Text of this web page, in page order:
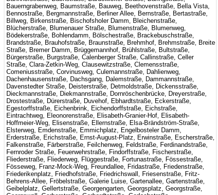
Bauerngrabenweg, Baumstraße, Bauweg, Beethovenstraße, Bella Vista,
Bennostraße, Bergmannstraße, Berliner Allee, Bernstraße, Bertastraße,
Billweg, Birkenstraße, Bischofsholer Damm, Bleichenstraße,
Blücherstraße, Blumenauer Straße, Blumenstraße, Blumenweg,
Bödekerstraße, Bohlendamm, Bölschestraße, Brackebuschstraße,
Brandstraße, Brauhofstraße, Braunstraße, Brehmhof, Brehmstraße, Breite
Straße, Bremer Damm, Brüggemannhof, Brühlstraße, Bultstraße,
Bürgerstraße, Burgstraße, Calenberger Straße, Callinstraße, Celler
Straße, Clara-Zetkin-Weg, Clausewitzstraße, Clemensstraße,
Comeniusstraße, Corvinusweg, Culemannstraße, Dahlienweg,
Dachenhausenstraße, Dachsgang, Dalemstraße, Dammannstraße,
Davenstedter Straße, Deisterstraße, Detmoldstraße, Dickensstraße,
Dieckmannstraße, Diekmannstraße, Dornröschenbrücke, Dreyerstraße,
Drostestraße, Dürerstraße, Duvehof, Ebhardtstraße, Eckerstraße,
Egestorffstraße, Eichenbrink, Eichendorffstraße, Eichstraße,
Eintrachtweg, Eleonorenstraße, Elisabeth-Granier-Hof, Elisabeth-
Hoffmeier-Weg, Elisenstraße, Ellernstraße, Elsa-Brändström-Straße,
Elsterweg, Emdenstraße, Emmichplatz, Engelbosteler Damm,
Erderstraße, Erichstraße, Ernst-August-Platz, Erwinstraße, Escherstraße,
Falkenstraße, Färberstraße, Feilchenweg, Feldstraße, Ferdinandstraße,
Fernroder Straße, Feuerwehrstraße, Findorffstraße, Fischerstraße,
Fliederstraße, Fliederweg, Flüggestraße, Fortunastraße, Fössestraße,
Fösseweg, Franz-Mock-Weg, Freundallee, Fridastraße, Friedenstraße,
Friederikenplatz, Friedhofstraße, Friedrichswall, Friesenstraße, Fritz-
Behrens-Allee, Fröbelstraße, Galerie Luise, Gartenallee, Gartenstraße,
Geibelplatz, Gellertstraße, Georgengarten, Georgsplatz, Georgstraße,